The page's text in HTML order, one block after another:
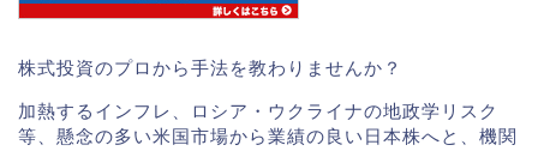
株式投資のプロから手法を教わりませんか？
加熱するインフレ、ロシア・ウクライナの地政学リスク
等、懸念の多い米国市場から業績の良い日本株へと、機関